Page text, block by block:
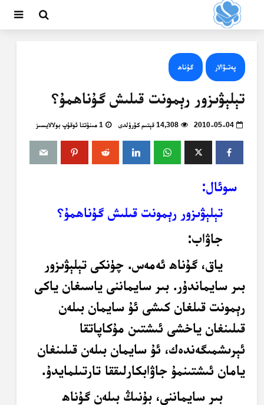
پەتىۋالار گۇناھ
تېلېۋىزور رېمونت قىلىش گۇناھمۇ؟
2010-05-04 14,308 قېتىم كۆرۈلدى 1 مىنۇتتا ئوقۇپ بولالايسىز
سوئال:
تېلېۋىزور رېمونت قىلىش گۇناھمۇ؟
جاۋاب:
ياق، گۇناھ ئەمەس. چۈنكى تېلېۋىزور
بىر سايماندۇر. بىر سايماننى ياسىغان ياكى
رېمونت قىلغان كىشى ئۇ سايمان بىلەن
قىلىنغان ياخشى ئىشتىن مۇكاپاتقا
ئېرىشمىگەندەك، ئۇ سايمان بىلەن قىلىنغان
يامان ئىشتىنمۇ جاۋابكارلىققا تارتىلمايدۇ.
بىر سايماننى، بۇنىڭ بىلەن گۇناھ